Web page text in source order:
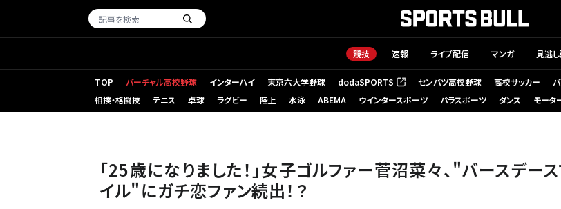
競技 速報 ライブ配信 マンガ 見逃
TOP バーチャル高校野球 インターハイ 東京六大学野球 dodaSPORTS
（新しいタブで開く） センバツ高校野球 高校サッカー
相撲・格闘技
テニス 卓球 ラグビー 陸上 水泳 ABEMA ウインタースポーツ パラスポーツ ダンス モータ
「25歳になりました！」女子ゴルファー菅沼菜々、"バースデー
イル"にガチ恋ファン続出！？